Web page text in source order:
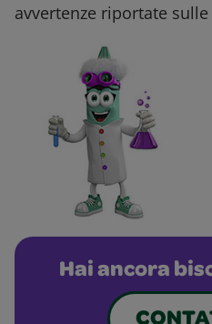
avvertenze riportate
Hai ancora